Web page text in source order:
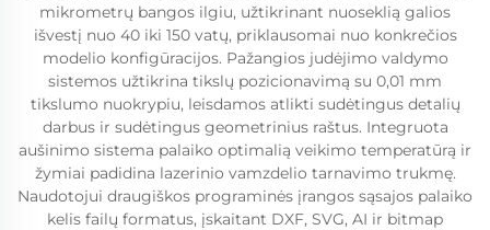
mikrometrų bangos ilgiu, užtikrinant nuoseklią galios
išvestį nuo 40 iki 150 vatų, priklausomai nuo konkrečios
modelio konfigūracijos. Pažangios judėjimo valdymo
sistemos užtikrina tikslų pozicionavimą su 0,01 mm
tikslumo nuokrypiu, leisdamos atlikti sudėtingus detalių
darbus ir sudėtingus geometrinius raštus. Integruota
aušinimo sistema palaiko optimalią veikimo temperatūrą ir
žymiai padidina lazerinio vamzdelio tarnavimo trukmę.
Naudotojui draugiškos programinės įrangos sąsajos palaiko
kelis failų formatus, įskaitant DXF, SVG, AI ir bitmap